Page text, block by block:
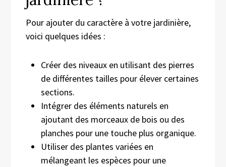
Pour ajouter du caractère à votre jardinière,
voici quelques idées :
Créer des niveaux en utilisant des pierres
de différentes tailles pour élever certaines
sections.
Intégrer des éléments naturels en
ajoutant des morceaux de bois ou des
planches pour une touche plus organique.
Utiliser des plantes variées en
mélangeant les espèces pour une